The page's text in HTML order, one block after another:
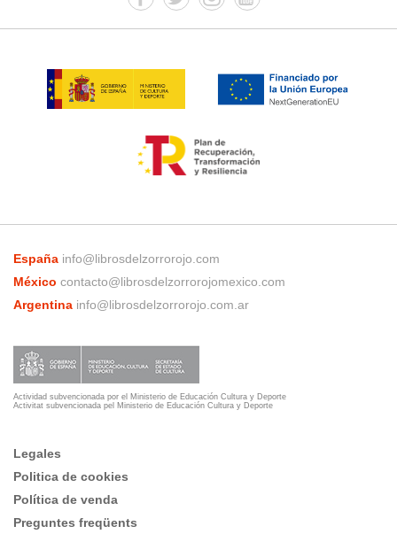
España info@librosdelzorrorojo.com
México contacto@librosdelzorrorojomexico.com
Argentina info@librosdelzorrorojo.com.ar
Actividad subvencionada por el Ministerio de Educación Cultura y Deporte
Activitat subvencionada pel Ministerio de Educación Cultura y Deporte
Legales
Politica de cookies
Política de venda
Preguntes freqüents